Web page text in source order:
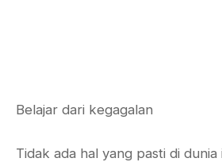
Belajar dari kegagalan
Tidak ada hal yang pasti di dunia